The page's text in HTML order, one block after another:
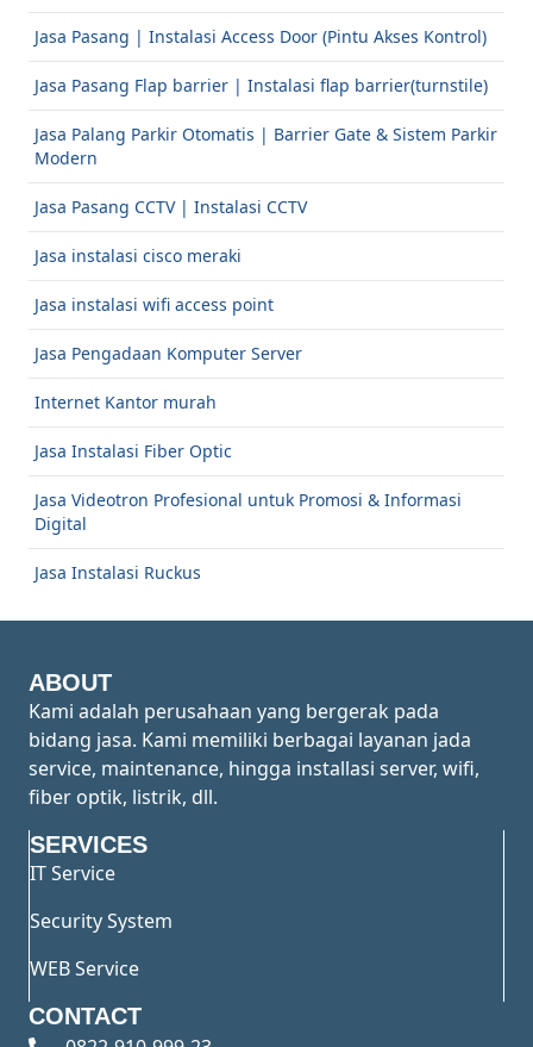
Jasa Pasang | Instalasi Access Door (Pintu Akses Kontrol)
Jasa Pasang Flap barrier | Instalasi flap barrier(turnstile)
Jasa Palang Parkir Otomatis | Barrier Gate & Sistem Parkir
Modern
Jasa Pasang CCTV | Instalasi CCTV
Jasa instalasi cisco meraki
Jasa instalasi wifi access point
Jasa Pengadaan Komputer Server
Internet Kantor murah
Jasa Instalasi Fiber Optic
Jasa Videotron Profesional untuk Promosi & Informasi
Digital
Jasa Instalasi Ruckus
ABOUT
Kami adalah perusahaan yang bergerak pada
bidang jasa. Kami memiliki berbagai layanan jada
service, maintenance, hingga installasi server, wifi,
fiber optik, listrik, dll.
SERVICES
IT Service
Security System
WEB Service
CONTACT